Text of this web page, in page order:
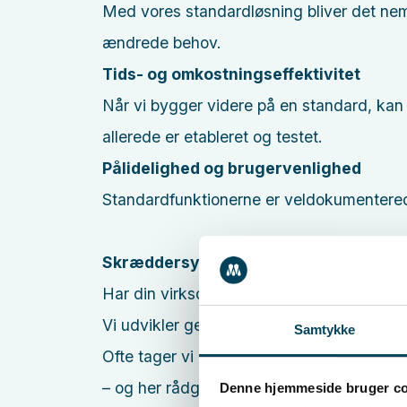
Samtykke
Denne hjemmeside bruger
Med vores standardløsning bliver det
ændrede behov.
Tids- og omkostningseffektivitet
Når vi bygger videre på en standard,
allerede er etableret og testet.
Pålidelighed og brugervenlighed
Standardfunktionerne er
Skræddersyede løsninger – når
Har din virksomhed behov for en mere
Vi udvikler gerne et skræddersyet
Ofte tager vi udgangspunkt i Umbraco
– og her rådgiver vi dig ærligt om